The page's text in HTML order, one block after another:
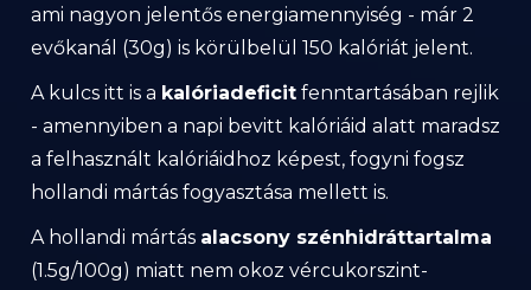
ami nagyon jelentős energiamennyiség - már 2
evőkanál (30g) is körülbelül 150 kalóriát jelent.
A kulcs itt is a kalóriadeficit fenntartásában rejlik
- amennyiben a napi bevitt kalóriáid alatt maradsz
a felhasznált kalóriáidhoz képest, fogyni fogsz
hollandi mártás fogyasztása mellett is.
A hollandi mártás alacsony szénhidráttartalma
(1.5g/100g) miatt nem okoz vércukorszint-